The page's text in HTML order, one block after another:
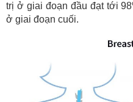
trị ở giai đoạn đầu đạt tới
ở giai đoạn cuối.